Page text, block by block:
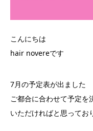
こんにちは
hair novereです
7月の予定表が出ました
ご都合に合わせて予定を
いただければと思ってお